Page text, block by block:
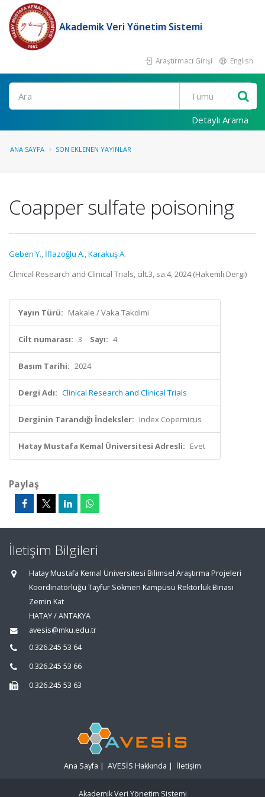
Akademik Veri Yönetim Sistemi
Araştırmacı Girişi English
Ara
Detaylı Arama
ANA SAYFA SON EKLENEN YAYINLAR
Coapper sulfate poisoning
Geben Y., İflazoğlu A.,Karakuş A.
Clinical Research and Clinical Trials, cilt.3, sa.4, 2024 (Hakemli Dergi)
Yayın Türü: Makale / Vaka Takdimi
Cilt numarası: 3 Sayı: 4
Basım Tarihi: 2024
Dergi Adı: Clinical Research and Clinical Trials
Derginin Tarandığı İndeksler: Index Copernicus
Hatay Mustafa Kemal Üniversitesi Adresli: Evet
Paylaş
İletişim Bilgileri
Hatay Mustafa Kemal Üniversitesi Bilimsel Araştırma Projeleri
Koordinatörlüğü Tayfur Sökmen Kampüsü Rektörlük Binası
Zemin Kat
HATAY / ANTAKYA
avesis@mku.edu.tr
0.326.245 53 64
0.326.245 53 66
0.326.245 53 63
Ana Sayfa | AVESİS Hakkında | İletişim
Akademik Veri Yönetim Sistemi